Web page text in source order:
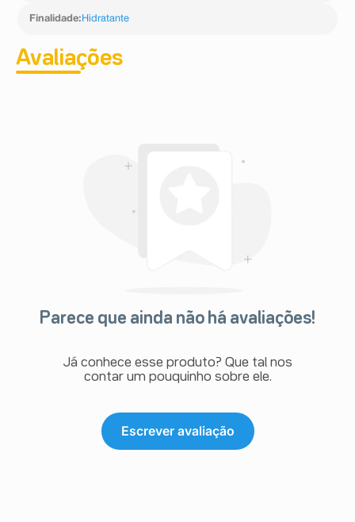
Finalidade: Hidratante
Avaliações
Parece que ainda não há avaliações!
Já conhece esse produto? Que tal nos
contar um pouquinho sobre ele.
Escrever avaliação